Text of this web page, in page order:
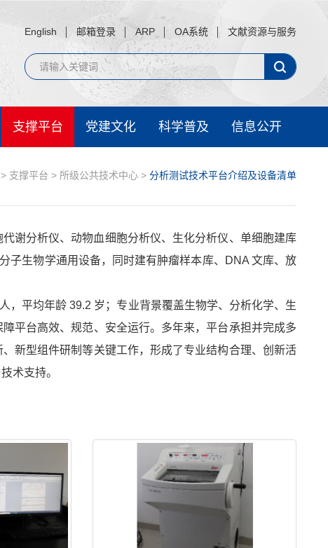
English 邮箱登录 ARP OA系统 文献资源与服务
支撑平台 党建文化 科学普及 信息公开
> 支撑平台 > 所级公共技术中心 > 分析测试技术平台介绍及设备清单
谢分析仪、动物血细胞分析仪、生化分析仪、单细胞建库
子生物学通用设备，同时建有肿瘤样本库、DNA 文库、放
，平均年龄 39.2 岁；专业背景覆盖生物学、分析化学、生
平台高效、规范、安全运行。多年来，平台承担并完成多
新型组件研制等关键工作，形成了专业结构合理、创新活
术支持。